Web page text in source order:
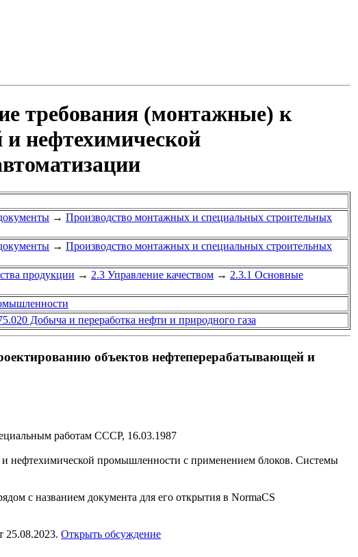
требования (монтажные) к
нефтехимической
→ Производство монтажных и специальных строительных
→ Производство монтажных и специальных строительных
продукции → 2.3 Управление качеством → 2.3.1 Основные
Добыча и переработка нефти и природного газа
объектов нефтеперерабатывающей и
работам СССР, 16.03.1987
нефтехимической промышленности с применением блоков. Системы
с названием документа для его открытия в NormaCS
25.08.2023. Открыть обсуждение